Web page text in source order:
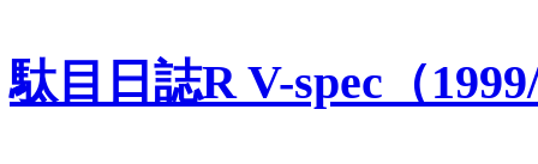
駄目日誌R V-spec（